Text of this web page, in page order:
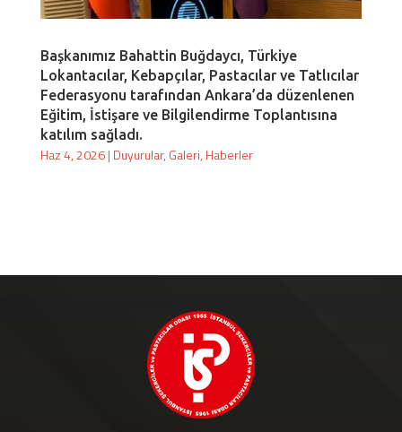
Başkanımız Bahattin Buğdaycı, Türkiye
Lokantacılar, Kebapçılar, Pastacılar ve Tatlıcılar
Federasyonu tarafından Ankara’da düzenlenen
Eğitim, İstişare ve Bilgilendirme Toplantısına
katılım sağladı.
Haz 4, 2026| Duyurular, Galeri, Haberler